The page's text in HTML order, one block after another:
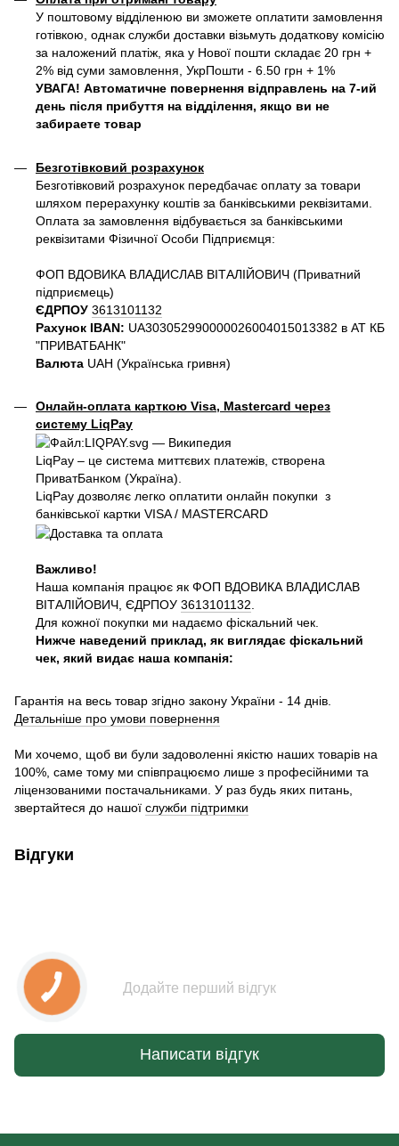
У поштовому відділенюю ви зможете оплатити замовлення
готівкою, однак служби доставки візьмуть додаткову комісію
за наложений платіж, яка у Нової пошти складає 20 грн +
2% від суми замовлення, УкрПошти - 6.50 грн + 1%
УВАГА! Автоматичне повернення відправлень на 7-ий
день після прибуття на відділення, якщо ви не
забираете товар
Безготівковий розрахунок
Безготівковий розрахунок передбачає оплату за товари
шляхом перерахунку коштів за банківськими реквізитами.
Оплата за замовлення відбувається за банківськими
реквізитами Фізичної Особи Підприємця:
ФОП ВДОВИКА ВЛАДИСЛАВ ВІТАЛІЙОВИЧ (Приватний
пiдприємець)
ЄДРПОУ 3613101132
Рахунок IBAN: UA303052990000026004015013382 в АТ КБ
"ПРИВАТБАНК"
Валюта UAH (Українська гривня)
Онлайн-оплата карткою Visa, Mastercard через
систему LiqPay
LiqPay – це система миттєвих платежів, створена
ПриватБанком (Україна).
LiqPay дозволяє легко оплатити онлайн покупки з
банківської картки VISA / MASTERCARD
Важливо!
Наша компанія працює як ФОП ВДОВИКА ВЛАДИСЛАВ
ВІТАЛІЙОВИЧ, ЄДРПОУ 3613101132
Для кожної покупки ми надаємо фіскальний чек.
Нижче наведений приклад, як виглядає фіскальний
чек, який видає наша компанія:
Гарантія на весь товар згідно закону України - 14 днів.
Детальніше про умови повернення
Ми хочемо, щоб ви були задоволенні якістю наших товарів на
100%, саме тому ми співпрацюємо лише з професійними та
ліцензованими постачальниками. У раз будь яких питань,
звертайтеся до нашої служби підтримки
Відгуки
Додайте перший відгук
Написати відгук